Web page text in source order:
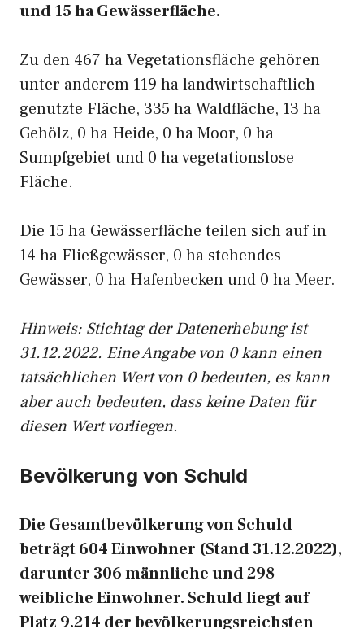
und 15 ha Gewässerfläche.
Zu den 467 ha Vegetationsfläche gehören
unter anderem 119 ha landwirtschaftlich
genutzte Fläche, 335 ha Waldfläche, 13 ha
Gehölz, 0 ha Heide, 0 ha Moor, 0 ha
Sumpfgebiet und 0 ha vegetationslose
Fläche.
Die 15 ha Gewässerfläche teilen sich auf in
14 ha Fließgewässer, 0 ha stehendes
Gewässer, 0 ha Hafenbecken und 0 ha Meer.
Hinweis: Stichtag der Datenerhebung ist
31.12.2022. Eine Angabe von 0 kann einen
tatsächlichen Wert von 0 bedeuten, es kann
aber auch bedeuten, dass keine Daten für
diesen Wert vorliegen.
Bevölkerung von Schuld
Die Gesamtbevölkerung von Schuld
beträgt 604 Einwohner (Stand 31.12.2022),
darunter 306 männliche und 298
weibliche Einwohner. Schuld liegt auf
Platz 9.214 der bevölkerungsreichsten